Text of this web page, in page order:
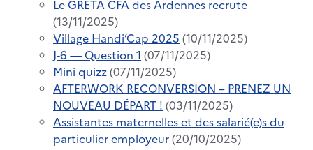
Le GRETA CFA des Ardennes recrute
(13/11/2025)
Village Handi’Cap 2025 (10/11/2025)
J-6 — Question 1 (07/11/2025)
Mini quizz(07/11/2025)
AFTERWORK RECONVERSION – PRENEZ UN
NOUVEAU DÉPART ! (03/11/2025)
Assistantes maternelles et des salarié(e)s du
particulier employeur(20/10/2025)